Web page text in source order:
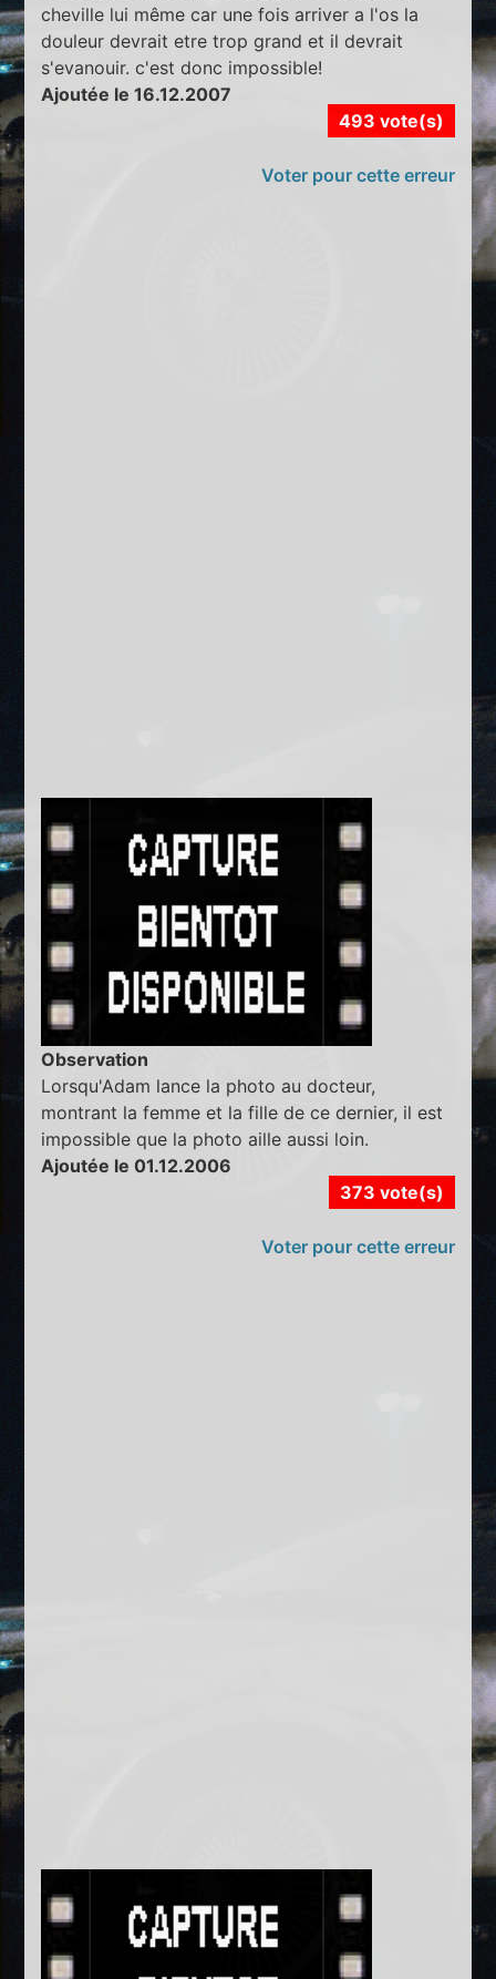
cheville lui même car une fois arriver a l'os la
douleur devrait etre trop grand et il devrait
s'evanouir. c'est donc impossible!
Ajoutée le 16.12.2007
493 vote(s)
Voter pour cette erreur
Observation
Lorsqu'Adam lance la photo au docteur,
montrant la femme et la fille de ce dernier, il est
impossible que la photo aille aussi loin.
Ajoutée le 01.12.2006
373 vote(s)
Voter pour cette erreur